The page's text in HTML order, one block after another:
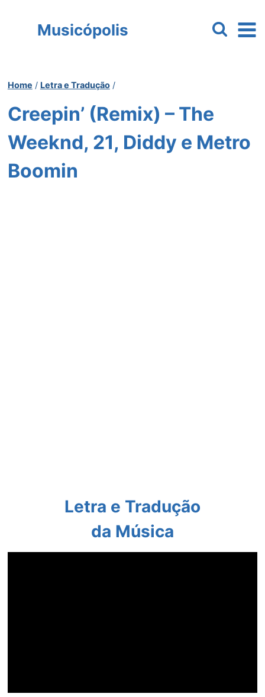
Musicópolis
Home / Letra e Tradução /
Creepin’ (Remix) – The
Weeknd, 21, Diddy e Metro
Boomin
Letra e Tradução
da Música